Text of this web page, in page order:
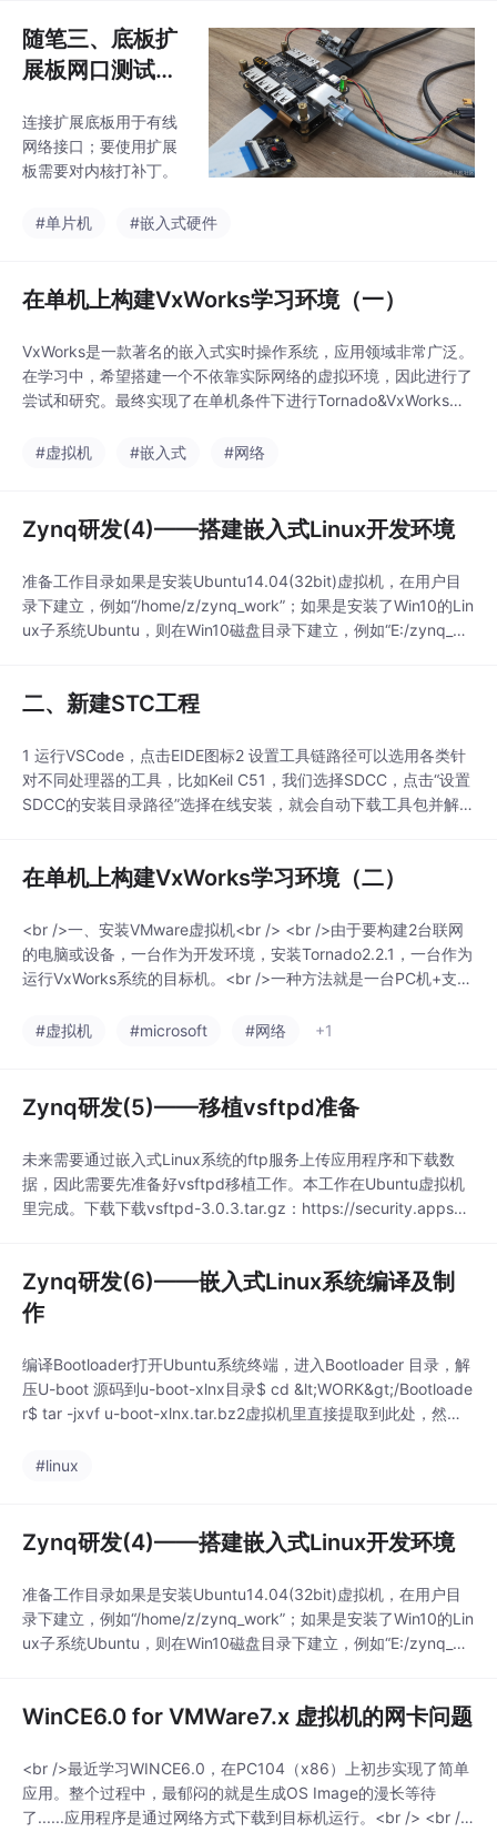
随笔三、底板扩
展板网口测试及
连接扩展底板用于有线
网络接口；要使用扩展
板需要对内核打补丁。
#单片机 #嵌入式硬件
在单机上构建VxWorks学习环境（一）
VxWorks是一款著名的嵌入式实时操作系统，应用领域非常广泛。
在学习中，希望搭建一个不依靠实际网络的虚拟环境，因此进行了
尝试和研究。最终实现了在单机条件下进行Tornado&VxWorks的
在PC机安装VMware Workstation 7.1，然后建立三个虚拟机：虚
#虚拟机 #嵌入式 #网络
Zynq研发(4)——搭建嵌入式Linux开发环境
准备工作目录如果是安装Ubuntu14.04(32bit)虚拟机，在用户目
录下建立，例如“/home/z/zynq_work”；如果是安装了Win10的Lin
ux子系统Ubuntu，则在Win10磁盘目录下建立，例如“E:/zynq_wo
二、新建STC工程
1 运行VSCode，点击EIDE图标2 设置工具链路径可以选用各类针
对不同处理器的工具，比如Keil C51，我们选择SDCC，点击“设置
SDCC的安装目录路径”选择在线安装，就会自动下载工具包并解
目”，在创建项目方式中，选择“从远程仓库获取”选择“芯片”选择“S
在单机上构建VxWorks学习环境（二）
<br />一、安装VMware虚拟机<br /> <br />由于要构建2台联网
的电脑或设备，一台作为开发环境，安装Tornado2.2.1，一台作为
运行VxWorks系统的目标机。<br />一种方法就是一台PC机+支持
入式处理器，包括x86和ARM。<br />一种就是在一台电脑上实现
#虚拟机 #microsoft #网络 +1
Zynq研发(5)——移植vsftpd准备
未来需要通过嵌入式Linux系统的ftp服务上传应用程序和下载数
据，因此需要先准备好vsftpd移植工作。本工作在Ubuntu虚拟机
里完成。下载下载vsftpd-3.0.3.tar.gz：https://security.appspo
Zynq研发(6)——嵌入式Linux系统编译及制
作
编译Bootloader打开Ubuntu系统终端，进入Bootloader 目录，解
压U-boot 源码到u-boot-xlnx目录$ cd &lt;WORK&gt;/Bootloade
r$ tar -jxvf u-boot-xlnx.tar.bz2虚拟机里直接提取到此处，然后
#linux
Zynq研发(4)——搭建嵌入式Linux开发环境
准备工作目录如果是安装Ubuntu14.04(32bit)虚拟机，在用户目
录下建立，例如“/home/z/zynq_work”；如果是安装了Win10的Lin
ux子系统Ubuntu，则在Win10磁盘目录下建立，例如“E:/zynq_wo
WinCE6.0 for VMWare7.x 虚拟机的网卡问题
<br />最近学习WINCE6.0，在PC104（x86）上初步实现了简单
应用。整个过程中，最郁闷的就是生成OS Image的漫长等待
了......应用程序是通过网络方式下载到目标机运行。<br /> <br />